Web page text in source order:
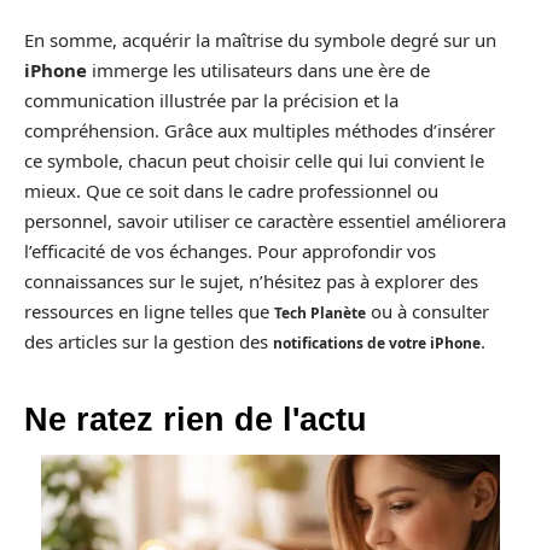
En somme, acquérir la maîtrise du symbole degré sur un
iPhone immerge les utilisateurs dans une ère de
communication illustrée par la précision et la
compréhension. Grâce aux multiples méthodes d’insérer
ce symbole, chacun peut choisir celle qui lui convient le
mieux. Que ce soit dans le cadre professionnel ou
personnel, savoir utiliser ce caractère essentiel améliorera
l’efficacité de vos échanges. Pour approfondir vos
connaissances sur le sujet, n’hésitez pas à explorer des
ressources en ligne telles que Tech Planète ou à consulter
des articles sur la gestion des notifications de votre iPhone.
Ne ratez rien de l'actu